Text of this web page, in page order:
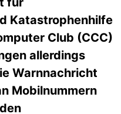
Katastrophenhilfe
Club (CCC)
allerdings
Warnnachricht
Mobilnummern